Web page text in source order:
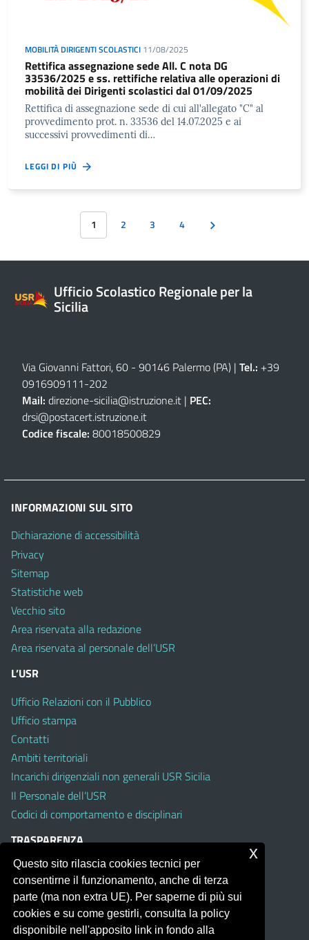
MOBILITÀ DIRIGENTI SCOLASTICI 11/08/2025
Rettifica assegnazione sede All. C nota DG
33536/2025 e ss. rettifiche relativa alle operazioni di
mobilità dei Dirigenti scolastici dal 01/09/2025
Rettifica di assegnazione sede di cui all'allegato "C" al
provvedimento prot. n. 33536 del 14.07.2025 e ai
successivi provvedimenti di…
LEGGI DI PIÙ
1 2 3 4
Ufficio Scolastico Regionale per la
Sicilia
Via Giovanni Fattori, 60 - 90146 Palermo (PA) | Tel.: +39
0916909111-202
Mail: direzione-sicilia@istruzione.it | PEC:
drsi@postacert.istruzione.it
Codice fiscale: 80018500829
INFORMAZIONI SUL SITO
Dichiarazione di accessibilità
Privacy
Sitemap
Statistiche web
Vecchio sito
Area riservata alla redazione
Area riservata al personale dell’USR
L’USR
Ufficio Relazioni con il Pubblico
Ufficio stampa
Contatti
Ambiti territoriali
Incarichi dirigenziali non generali USR Sicilia
Il Personale dell’USR
Codici di comportamento e disciplinari
TRASPARENZA
Albo on line
Amministrazione Trasparente
Pubblici proclami
PTPCT per le Istituzioni scolastiche della Sicilia
Questo sito rilascia cookies tecnici per
consentirne il funzionamento, anche di terza
parte (ma non extra UE). Per saperne di più sui
cookies e su come gestirli, consulta la policy
disponibile nell'apposito link in fondo alla
x